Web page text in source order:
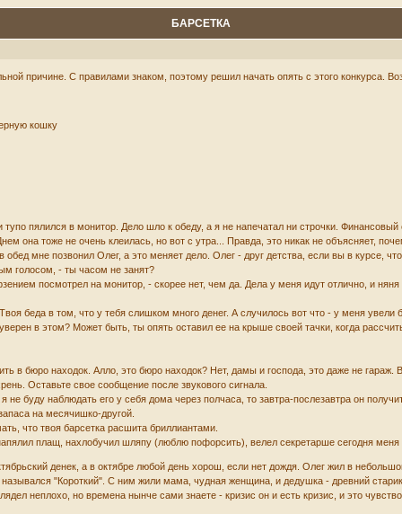
БАРСЕТКА
причине. С правилами знаком, поэтому решил начать опять с этого конкурса.
кошку
тупо пялился в монитор. Дело шло к обеду, а я не напечатал ни строчки.
она тоже не очень клеилась, но вот с утра... Правда, это никак не объясняет,
мне позвонил Олег, а это меняет дело. Олег - друг детства, если вы в курсе,
голосом, - ты часом не занят?
посмотрел на монитор, - скорее нет, чем да. Дела у меня идут отлично, и
беда в том, что у тебя слишком много денег. А случилось вот что - у меня
в этом? Может быть, ты опять оставил ее на крыше своей тачки, когда
в бюро находок. Алло, это бюро находок? Нет, дамы и господа, это даже не
Оставьте свое сообщение после звукового сигнала.
не буду наблюдать его у себя дома через полчаса, то завтра-послезавтра он
на месячишко-другой.
что твоя барсетка расшита бриллиантами.
плащ, нахлобучил шляпу (люблю пофорсить), велел секретарше сегодня меня
денек, а в октябре любой день хорош, если нет дождя. Олег жил в
назывался "Короткий". С ним жили мама, чудная женщина, и дедушка - древний
неплохо, но времена нынче сами знаете - кризис он и есть кризис, и это